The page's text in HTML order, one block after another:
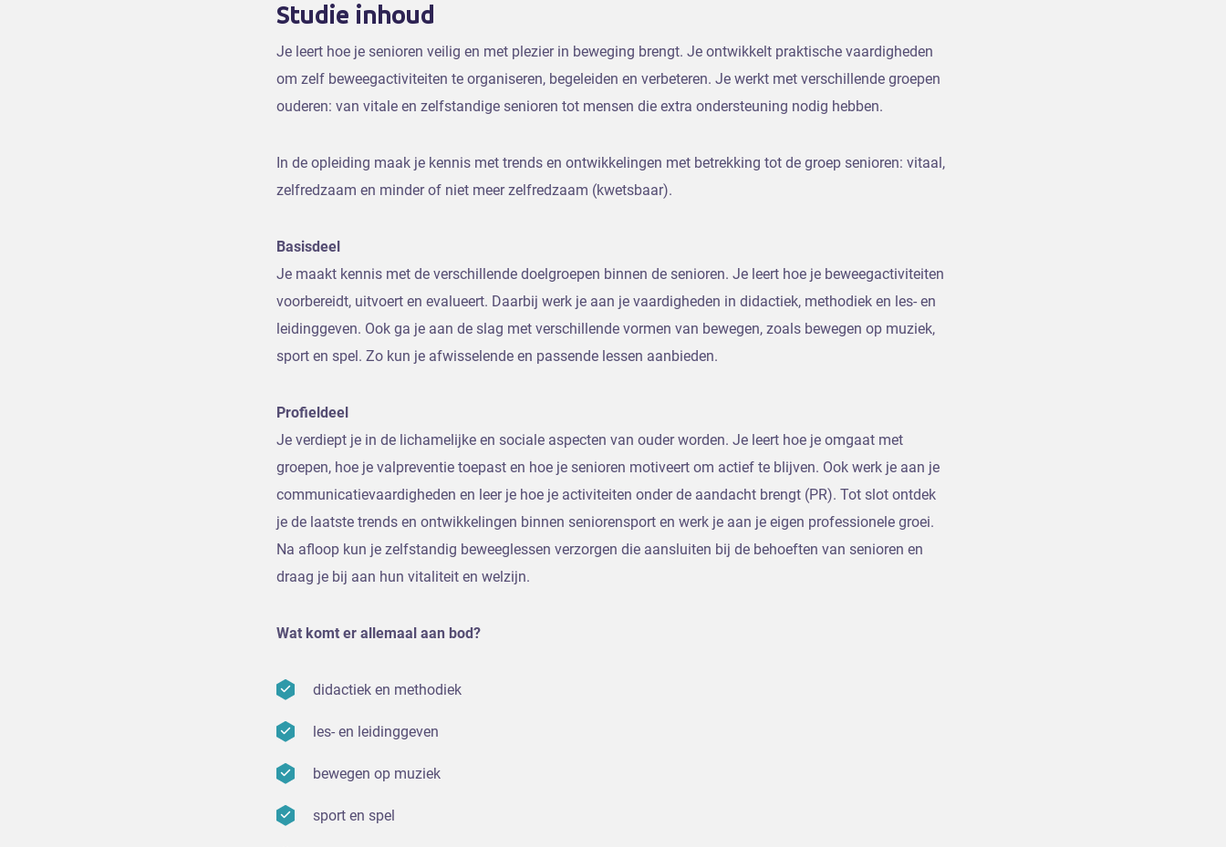
Studie inhoud
Je leert hoe je senioren veilig en met plezier in beweging brengt. Je ontwikkelt praktische vaardigheden
om zelf beweegactiviteiten te organiseren, begeleiden en verbeteren. Je werkt met verschillende groepen
ouderen: van vitale en zelfstandige senioren tot mensen die extra ondersteuning nodig hebben.
In de opleiding maak je kennis met trends en ontwikkelingen met betrekking tot de groep senioren: vitaal,
zelfredzaam en minder of niet meer zelfredzaam (kwetsbaar).
Basisdeel
Je maakt kennis met de verschillende doelgroepen binnen de senioren. Je leert hoe je beweegactiviteiten
voorbereidt, uitvoert en evalueert. Daarbij werk je aan je vaardigheden in didactiek, methodiek en les- en
leidinggeven. Ook ga je aan de slag met verschillende vormen van bewegen, zoals bewegen op muziek,
sport en spel. Zo kun je afwisselende en passende lessen aanbieden.
Profieldeel
Je verdiept je in de lichamelijke en sociale aspecten van ouder worden. Je leert hoe je omgaat met
groepen, hoe je valpreventie toepast en hoe je senioren motiveert om actief te blijven. Ook werk je aan je
communicatievaardigheden en leer je hoe je activiteiten onder de aandacht brengt (PR). Tot slot ontdek
je de laatste trends en ontwikkelingen binnen seniorensport en werk je aan je eigen professionele groei.
Na afloop kun je zelfstandig beweeglessen verzorgen die aansluiten bij de behoeften van senioren en
draag je bij aan hun vitaliteit en welzijn.
Wat komt er allemaal aan bod?
didactiek en methodiek
les- en leidinggeven
bewegen op muziek
sport en spel